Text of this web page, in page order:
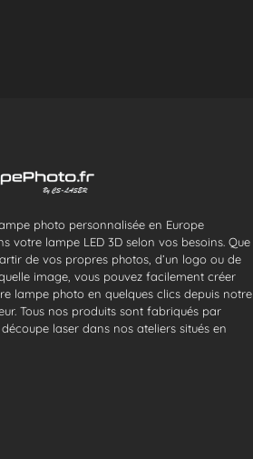
photo personnalisée en Europe
votre lampe LED 3D selon vos besoins. Que
de vos propres photos, d’un logo ou de
image, vous pouvez facilement créer
lampe photo en quelques clics depuis notre
Tous nos produits sont fabriqués par
laser dans nos ateliers situés en